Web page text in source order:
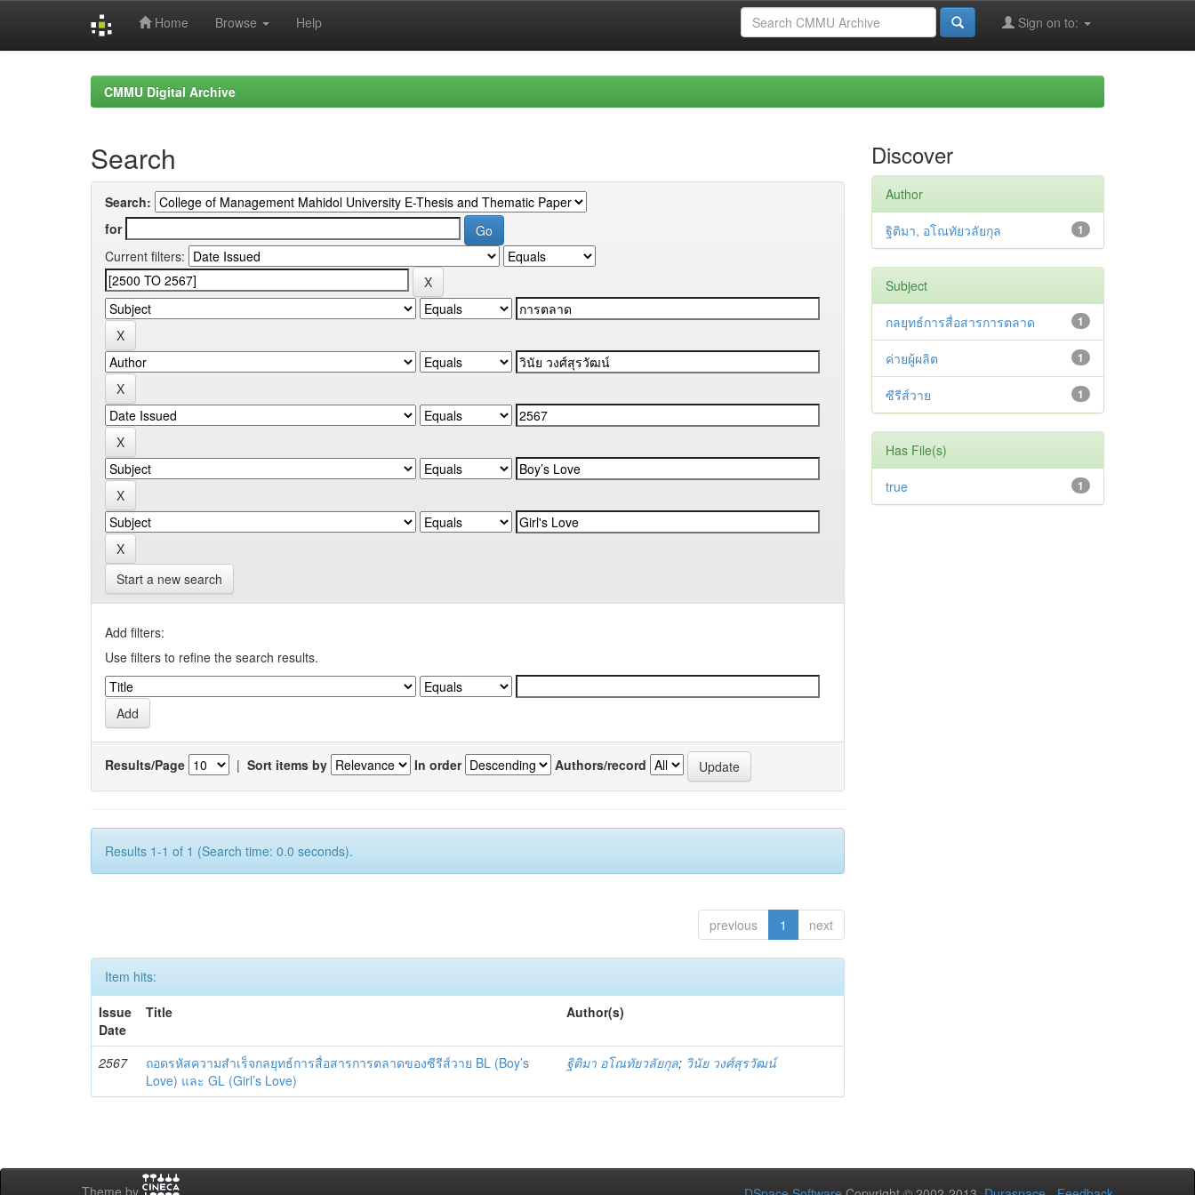
Home Browse Help Sign on to:
CMMU Digital Archive
Search
Search:
for
Current filters:
Start a new search
Add filters:
Use filters to refine the search results.
Results/Page | Sort items by In order Authors/record
Results 1-1 of 1 (Search time: 0.0 seconds).
previous 1 next
Item hits:
Issue
Date
Title Author(s)
2567
ถอดรหัสความสำเร็จกลยุทธ์การสื่อสารการตลาดของซีรีส์วาย BL (Boy’s
Love) และ GL (Girl’s Love)
ฐิติมา อโณทัยวลัยกุล; วินัย วงศ์สุรวัฒน์
Discover
Author
1
ฐิติมา, อโณทัยวลัยกุล
Subject
1
กลยุทธ์การสื่อสารการตลาด
1
ค่ายผู้ผลิต
1
ซีรีส์วาย
Has File(s)
1
true